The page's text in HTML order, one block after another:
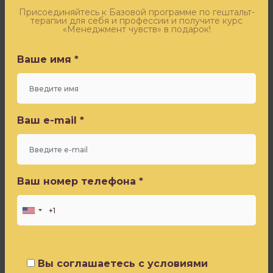
границ?
задан
вопрос
одном
из
эфиров
вторника.
Различить
можно
на
здравого
Оставьте заявку - и получите бесплатный доступ к
эфиру «Синдром самозванца» от Игоря Погодина
Ваш e-mail *
Ваш номер телефона *
Политики конфиденциальности
Присоединяйтесь к Базовой программе по гештальт-
терапии для себя и профессии и получите курс
«Менеджмент чувств» в подарок!
Ваше имя *
Ваш e-mail *
Ваш номер телефона *
Вы соглашаетесь с условиями